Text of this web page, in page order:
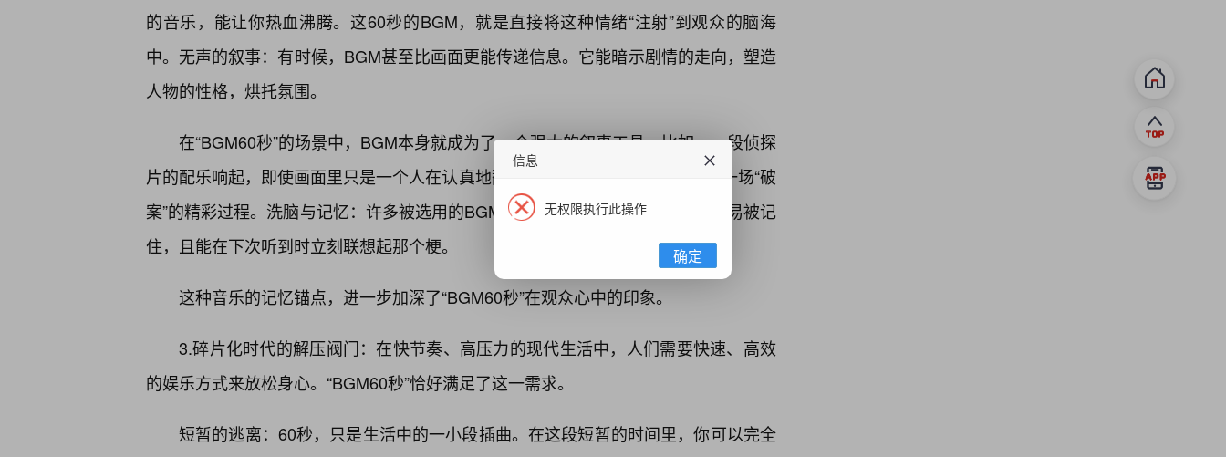
的音乐，能让你热血沸腾。这60秒的BGM，就是直接将这种情绪“注射”到观众的脑海
中。无声的叙事：有时候，BGM甚至比画面更能传递信息。它能暗示剧情的走向，塑造
人物的性格，烘托氛围。
在“BGM60秒”的场景中，BGM本身就成为了一个强大的叙事工具。比如，一段侦探
片的配乐响起，即使画面里只是一个人在认真地翻书，观众也能脑补出正在进行一场“破
案”的精彩过程。洗脑与记忆：许多被选用的BGM本身就具备📌“洗脑”的特质，容易被记
住，且能在下次听到时立刻联想起那个梗。
这种音乐的记忆锚点，进一步加深了“BGM60秒”在观众心中的印象。
3.碎片化时代的解压阀门：在快节奏、高压力的现代生活中，人们需要快速、高效
的娱乐方式来放松身心。“BGM60秒”恰好满足了这一需求。
短暂的逃离：60秒，只是生活中的一小段插曲。在这段短暂的时间里，你可以完全
信息
无权限执行此操作
确定